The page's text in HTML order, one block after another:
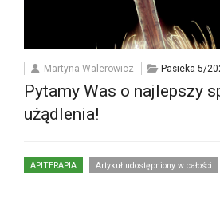
Martyna Walerowicz Pasieka 5/
Pytamy Was o najlepszy
użądlenia!
APITERAPIA Artykuł udostępniony w całości